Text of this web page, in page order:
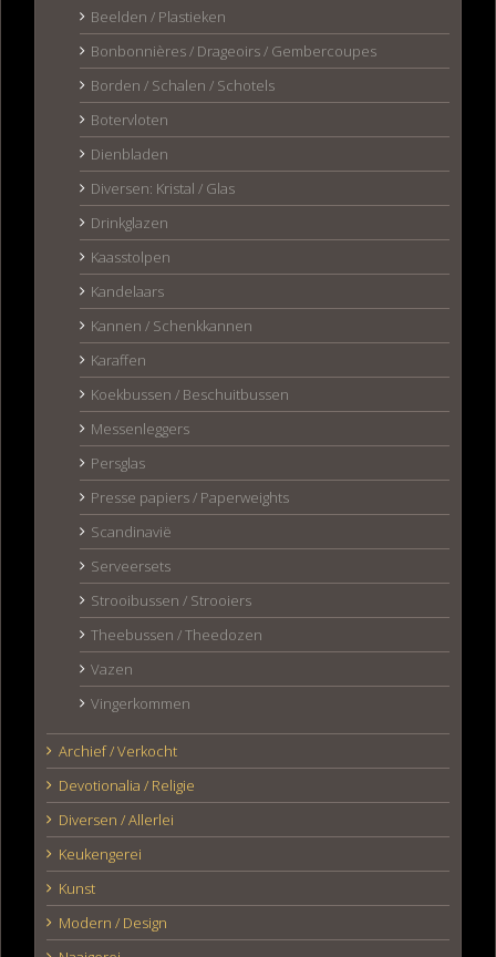
Beelden / Plastieken
Bonbonnières / Drageoirs / Gembercoupes
Borden / Schalen / Schotels
Botervloten
Dienbladen
Diversen: Kristal / Glas
Drinkglazen
Kaasstolpen
Kandelaars
Kannen / Schenkkannen
Karaffen
Koekbussen / Beschuitbussen
Messenleggers
Persglas
Presse papiers / Paperweights
Scandinavië
Serveersets
Strooibussen / Strooiers
Theebussen / Theedozen
Vazen
Vingerkommen
Archief / Verkocht
Devotionalia / Religie
Diversen / Allerlei
Keukengerei
Kunst
Modern / Design